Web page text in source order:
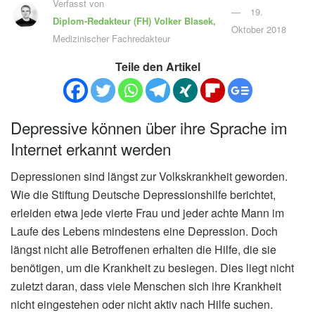
Verfasst von
Diplom-Redakteur (FH) Volker Blasek,
Medizinischer Fachredakteur
19.
Oktober 2018
Teile den Artikel
Depressive können über ihre Sprache im
Internet erkannt werden
Depressionen sind längst zur Volkskrankheit geworden.
Wie die Stiftung Deutsche Depressionshilfe berichtet,
erleiden etwa jede vierte Frau und jeder achte Mann im
Laufe des Lebens mindestens eine Depression. Doch
längst nicht alle Betroffenen erhalten die Hilfe, die sie
benötigen, um die Krankheit zu besiegen. Dies liegt nicht
zuletzt daran, dass viele Menschen sich ihre Krankheit
nicht eingestehen oder nicht aktiv nach Hilfe suchen.